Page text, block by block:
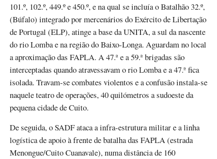
101.º, 102.º, 449.º e 450.º, e na qual se incluía o Batalhão 32.º,
(Búfalo) integrado por mercenários do Exército de Libertação
de Portugal (ELP), atinge a base da UNITA, a sul da nascente
do rio Lomba e na região do Baixo-Longa. Aguardam no local
a aproximação das FAPLA. A 47.ª e a 59.ª brigadas são
interceptadas quando atravessavam o rio Lomba e a 47.ª fica
isolada. Travam-se combates violentos e a confusão instala-se
naquele teatro de operações, 40 quilómetros a sudoeste da
pequena cidade de Cuito.
De seguida, o SADF ataca a infra-estrutura militar e a linha
logística de apoio à frente de batalha das FAPLA (estrada
Menongue/Cuito Cuanavale), numa distância de 160